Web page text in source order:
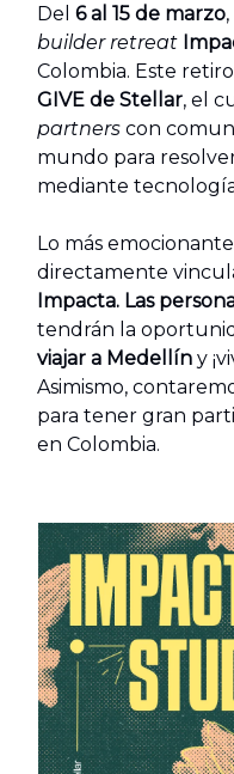
Del 6 al 15 de marzo
builder retreat
Colombia. Este
GIVE de Stellar, el
partners con
mundo para
mediante
Lo más
directamente
Impacta. Las
tendrán la
viajar a Medellín y
Asimismo,
para tener gran
en Colombia.